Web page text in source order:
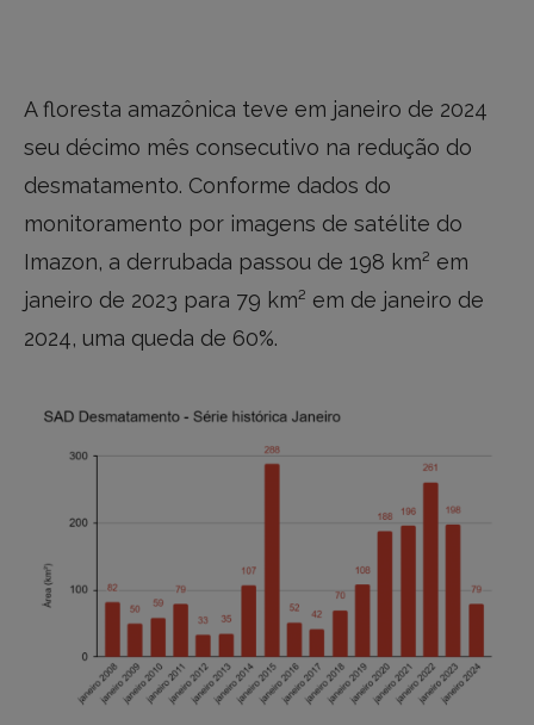
A floresta amazônica teve em janeiro de 2024
seu décimo mês consecutivo na redução do
desmatamento. Conforme dados do
monitoramento por imagens de satélite do
Imazon, a derrubada passou de 198 km² em
janeiro de 2023 para 79 km² em de janeiro de
2024, uma queda de 60%.